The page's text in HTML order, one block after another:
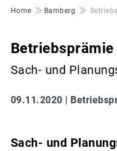
Pfadnavigation
Home Bamberg
Betriebsprämie
Sach- und
09.11.2020 |
Sach- und